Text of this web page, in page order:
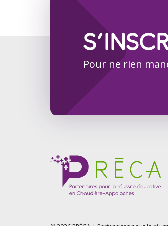
Pour ne rien